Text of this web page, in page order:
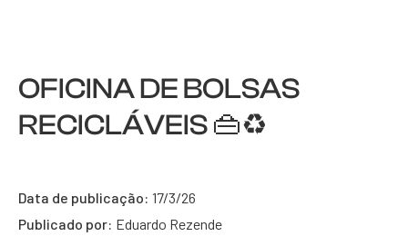
OFICINA DE BOLSAS
RECICLÁVEIS 👜♻️
Data de publicação: 17/3/26
Publicado por: Eduardo Rezende